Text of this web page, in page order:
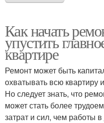
Как начать
упустить
квартире
Ремонт может быть
охватывать всю
Но следует знать, что
может стать более
затрат и сил, чем работы в